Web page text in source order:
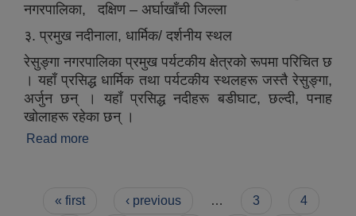
नगरपालिका, दक्षिण – अर्घाखाँची जिल्ला
३. प्रमुख नदीनाला, धार्मिक/ दर्शनीय स्थल
रेसुङ्गा नगरपालिका प्रमुख पर्यटकीय क्षेत्रको रूपमा परिचित छ
। यहाँ प्रसिद्ध धार्मिक तथा पर्यटकीय स्थलहरू जस्तै रेसुङ्गा,
अर्जुन छन् । यहाँ प्रसिद्ध नदीहरू बडीघाट, छल्दी, पनाह
खोलाहरू रहेका छन् ।
Read more
Pages
« first ‹ previous … 3
4